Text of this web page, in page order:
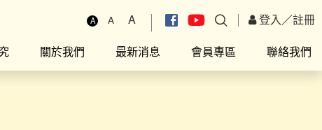
A A A 登入／註冊
關於我們 最新消息 會員專區 聯絡我們